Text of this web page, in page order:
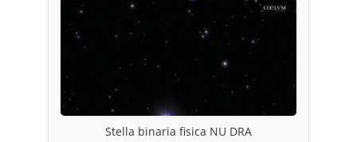
Stella binaria fisica NU DRA